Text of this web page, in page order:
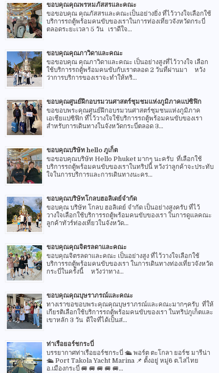
ขอบคุณคุณพรหมภัสสรและคณะ
ขอขอบคุณ คุณภัสสรและคณะเป็นอย่างยิ่ง ที่ไว้วางใจเลือกใช้
บริการรถตู้พร้อมคนขับของเราในการท่องเที่ยวจังหวัดกระบี่
ตลอดระยะเวลา 5 วัน เราดีใจ...
ขอบคุณคุณภาวิดาและคณะ
ขอขอบคุณ คุณภาวิดาและคณะ เป็นอย่างสูงที่ไว้วางใจ เลือก
ใช้บริการรถตู้พร้อมคนขับกับเราตลอด 2 วันที่ผ่านมา หวัง
ว่าการบริการของเราจะทำให้ทริ...
ขอบคุณศูนย์ฝึกอบรมวนศาสตร์ชุมชมแห่งภูมิภาคแปซิฟิก
ขอขอบพระคุณศูนย์ฝึกอบรมวนศาสตร์ชุมชนแห่งภูมิภาค
เอเชียแปซิฟิก ที่ไว้วางใจใช้บริการรถตู้พร้อมคนขับของเรา
สำหรับการเดินทางในจังหวัดกระบี่ตลอด 3...
ขอบคุณบริษัท hello ภูเก็ต
ขอขอบคุณบริษัท Hello Phuket มากๆ นะครับ ที่เลือกใช้
บริการรถตู้พร้อมคนขับของเราในทริปนี้ หวังว่าลูกค้าจะประทับ
ใจในการบริการและการเดินทางนะคร...
ขอบคุณบริษัทโกลบฮอลิเดย์จำกัด
ขอบคุณ บริษัท โกลบ ฮอลิเดย์ จำกัด เป็นอย่างสูงครับ ที่ไว้
วางใจเลือกใช้บริการรถตู้พร้อมคนขับของเรา ในการดูแลคณะ
ลูกค้าทัวร์ท่องเที่ยวในจังหวัด...
ขอบคุณคุณจิตรลดาและคณะ
ขอบคุณจิตรลดาและคณะ เป็นอย่างสูง ที่ไว้วางใจเลือกใช้
บริการรถตู้พร้อมคนขับของเรา ในการเดินทางท่องเที่ยวจังหวัด
กระบี่ในครั้งนี้ หวังว่าทาง...
ขอบคุณคุณบุษราภรณ์และคณะ
ทางเราขอขอบพระคุณคุณบุษราภรณ์และคณะมากๆครับ ที่ให้
เกียรติเลือกใช้บริการรถตู้พร้อมคนขับของเรา ในทริปภูเก็ตและ
เขาหลัก 3 วัน ดีใจที่ได้เป็นส่...
ท่าเรือยอร์ชกระบี่
บรรยากาศท่าเรือยอร์ชกระบี่ 🛳 พอร์ต ตะโกลา ยอร์ช มารีน่า
🛳 Port Takola Yacht Marina 📌 ตั้งอยู่ หมู่6 ต.ไสไทย
อ.เมืองกระบี่ 🚐 🚐 🚐 🚐 🚐...